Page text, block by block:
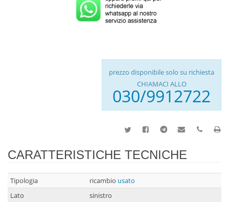
prezzo disponibile solo su richiesta
CHIAMACI ALLO
030/9912722
CARATTERISTICHE TECNICHE
Tipologia ricambio usato
Lato
sinistro